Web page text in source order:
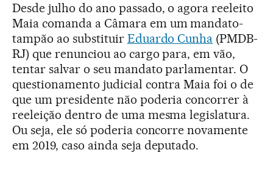
Desde julho do ano passado, o agora reeleito
Maia comanda a Câmara em um mandato-
tampão ao substituir Eduardo Cunha (PMDB-
RJ) que renunciou ao cargo para, em vão,
tentar salvar o seu mandato parlamentar. O
questionamento judicial contra Maia foi o de
que um presidente não poderia concorrer à
reeleição dentro de uma mesma legislatura.
Ou seja, ele só poderia concorre novamente
em 2019, caso ainda seja deputado.